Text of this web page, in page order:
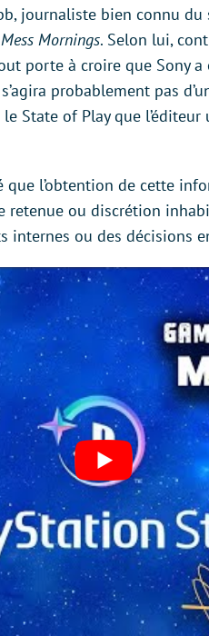
journaliste bien connu du
Mornings. Selon lui,
porte à croire que Sony
probablement pas
State of Play que
que l’obtention de cette
retenue ou discrétion
internes ou des décisions